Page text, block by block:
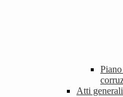
Atti generali